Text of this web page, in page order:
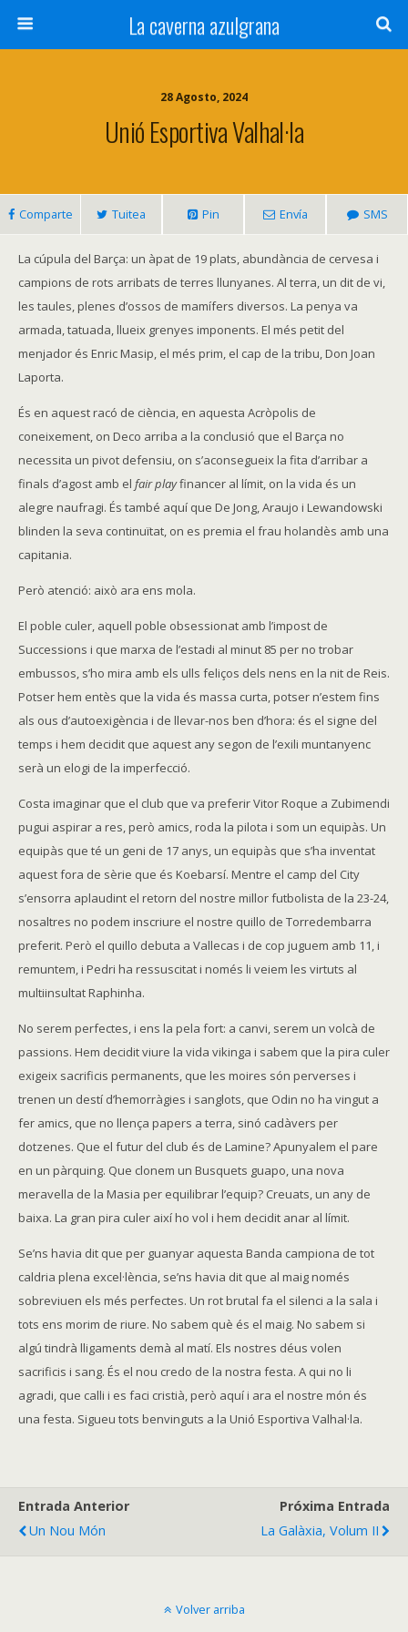
La caverna azulgrana
28 Agosto, 2024
Unió Esportiva Valhal·la
Comparte Tuitea Pin Envía SMS
La cúpula del Barça: un àpat de 19 plats, abundància de cervesa i
campions de rots arribats de terres llunyanes. Al terra, un dit de vi,
les taules, plenes d’ossos de mamífers diversos. La penya va
armada, tatuada, llueix grenyes imponents. El més petit del
menjador és Enric Masip, el més prim, el cap de la tribu, Don Joan
Laporta.
És en aquest racó de ciència, en aquesta Acròpolis de
coneixement, on Deco arriba a la conclusió que el Barça no
necessita un pivot defensiu, on s’aconsegueix la fita d’arribar a
finals d’agost amb el fair playfinancer al límit, on la vida és un
alegre naufragi. És també aquí que De Jong, Araujo i Lewandowski
blinden la seva continuïtat, on es premia el frau holandès amb una
capitania.
Però atenció: això ara ens mola.
El poble culer, aquell poble obsessionat amb l’impost de
Successions i que marxa de l’estadi al minut 85 per no trobar
embussos, s’ho mira amb els ulls feliços dels nens en la nit de Reis.
Potser hem entès que la vida és massa curta, potser n’estem fins
als ous d’autoexigència i de llevar-nos ben d’hora: és el signe del
temps i hem decidit que aquest any segon de l’exili muntanyenc
serà un elogi de la imperfecció.
Costa imaginar que el club que va preferir Vitor Roque a Zubimendi
pugui aspirar a res, però amics, roda la pilota i som un equipàs. Un
equipàs que té un geni de 17 anys, un equipàs que s’ha inventat
aquest fora de sèrie que és Koebarsí. Mentre el camp del City
s’ensorra aplaudint el retorn del nostre millor futbolista de la 23-24,
nosaltres no podem inscriure el nostre quillo de Torredembarra
preferit. Però el quillo debuta a Vallecas i de cop juguem amb 11, i
remuntem, i Pedri ha ressuscitat i només li veiem les virtuts al
multiinsultat Raphinha.
No serem perfectes, i ens la pela fort: a canvi, serem un volcà de
passions. Hem decidit viure la vida vikinga i sabem que la pira culer
exigeix sacrificis permanents, que les moires són perverses i
trenen un destí d’hemorràgies i sanglots, que Odin no ha vingut a
fer amics, que no llença papers a terra, sinó cadàvers per
dotzenes. Que el futur del club és de Lamine? Apunyalem el pare
en un pàrquing. Que clonem un Busquets guapo, una nova
meravella de la Masia per equilibrar l’equip? Creuats, un any de
baixa. La gran pira culer així ho vol i hem decidit anar al límit.
Se’ns havia dit que per guanyar aquesta Banda campiona de tot
caldria plena excel·lència, se’ns havia dit que al maig només
sobreviuen els més perfectes. Un rot brutal fa el silenci a la sala i
tots ens morim de riure. No sabem què és el maig. No sabem si
algú tindrà lligaments demà al matí. Els nostres déus volen
sacrificis i sang. És el nou credo de la nostra festa. A qui no li
agradi, que calli i es faci cristià, però aquí i ara el nostre món és
una festa. Sigueu tots benvinguts a la Unió Esportiva Valhal·la.
Entrada Anterior
Un Nou Món
Próxima Entrada
La Galàxia, Volum II
Volver arriba